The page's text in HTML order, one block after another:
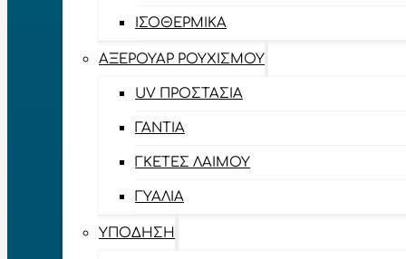
ΙΣΟΘΕΡΜΙΚΆ
ΑΞΕΡΟΥΆΡ ΡΟΥΧΙΣΜΟΎ
UV ΠΡΟΣΤΑΣΊΑ
ΓΆΝΤΙΑ
ΓΚΈΤΕΣ ΛΑΊΜΟΥ
ΓΥΑΛΙΆ
ΥΠΌΔΗΣΗ